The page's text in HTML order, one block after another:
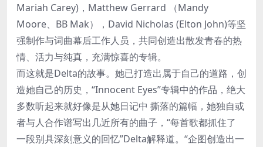
Mariah Carey)，Matthew Gerrard （Mandy
Moore、BB Mak），David Nicholas (Elton John)等坚
强制作与词曲幕后工作人员，共同创造出散发青春的热
情、活力与纯真，充满惊喜的专辑。
而这就是Delta的故事。她已打造出属于自己的道路，创
造她自己的历史，“Innocent Eyes”专辑中的作品，绝大
多数听起来就好像是从她日记中 撕落的篇幅，她独自或
者与人合作谱写出几近所有的曲子，“每首歌都抓住了
一段别具深刻意义的回忆”Delta解释道。“企图创造出一